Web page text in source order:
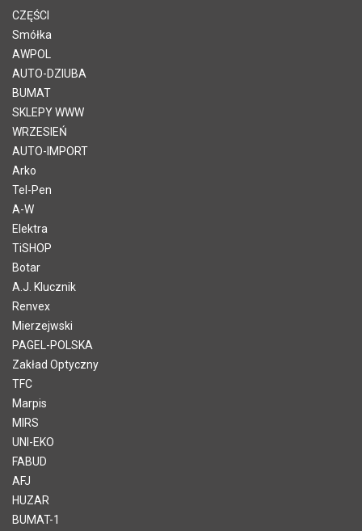
CZĘŚCI
Smółka
AWPOL
AUTO-DZIUBA
BUMAT
SKLEPY WWW
WRZESIEŃ
AUTO-IMPORT
Arko
Tel-Pen
A-W
Elektra
TiSHOP
Botar
A.J. Klucznik
Renvex
Mierzejwski
PAGEL-POLSKA
Zakład Optyczny
TFC
Marpis
MIRS
UNI-EKO
FABUD
AFJ
HUZAR
BUMAT-1